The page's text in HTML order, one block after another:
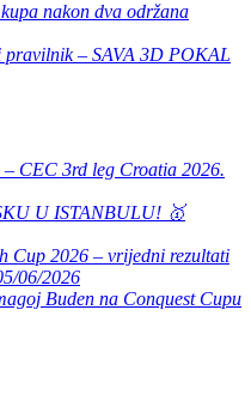
nakon dva održana
– SAVA 3D POKAL
CEC 3rd leg Croatia 2026.
U ISTANBULU! 🥇
Cup 2026 – vrijedni rezultati
06/2026
Buden na Conquest Cupu